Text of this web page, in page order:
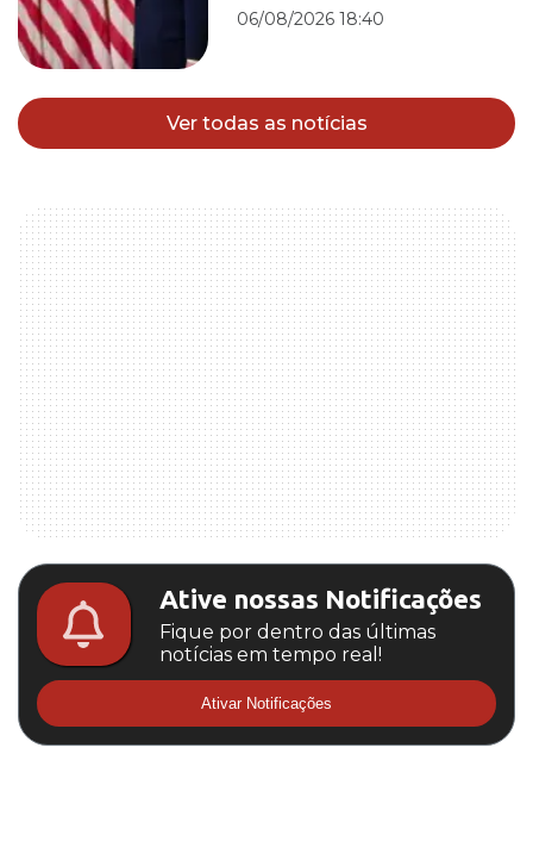
06/08/2026 18:40
Ver todas as notícias
Ative nossas Notificações
Fique por dentro das últimas
notícias em tempo real!
Ativar Notificações